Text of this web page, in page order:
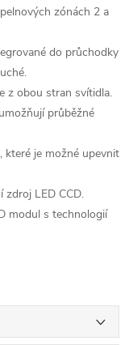
zónách 2 a
do průchodky
z obou stran svítidla.
průběžné
které je možné upevnit
zdroj LED CCD.
modul s technologií